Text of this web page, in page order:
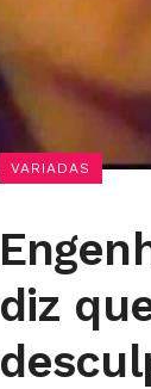
VARIADAS
diz